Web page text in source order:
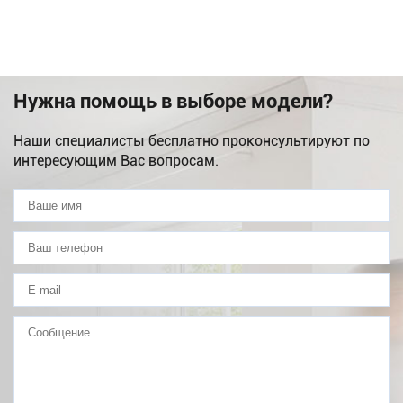
Нужна помощь в выборе модели?
Наши специалисты бесплатно проконсультируют по
интересующим Вас вопросам.